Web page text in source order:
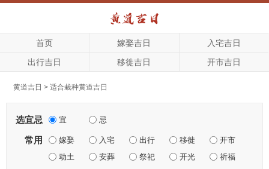
首页 嫁娶吉日
入宅吉日
出行吉日
移徙吉日 开市吉日
黄道吉日 > 适合栽种黄道吉日
选宜忌 宜 忌
常用 嫁娶 入宅 出行 移徙
开市
动土
安葬 祭祀 开光
祈福